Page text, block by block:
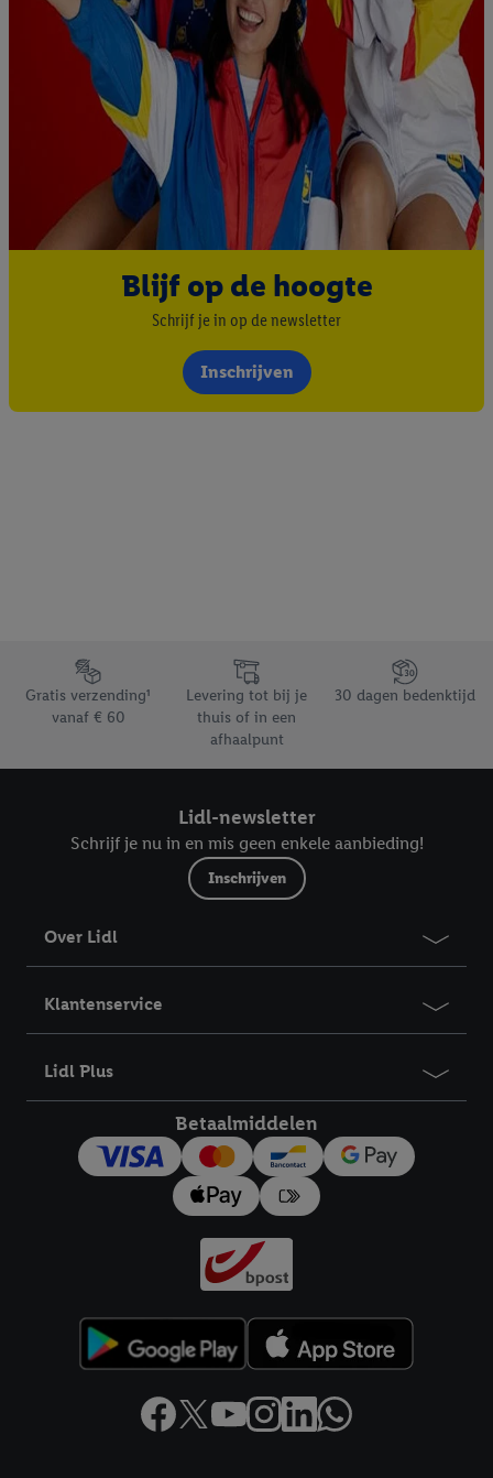
Blijf op de hoogte
Schrijf je in op de newsletter
Inschrijven
Footerelement met de verschillende USPs van Lidl.be
Gratis verzending¹
vanaf € 60
Levering tot bij je
thuis of in een
afhaalpunt
30 dagen bedenktijd
Lidl-newsletter
Schrijf je nu in en mis geen enkele aanbieding!
Inschrijven
Over Lidl
Klantenservice
Lidl Plus
Betaalmiddelen